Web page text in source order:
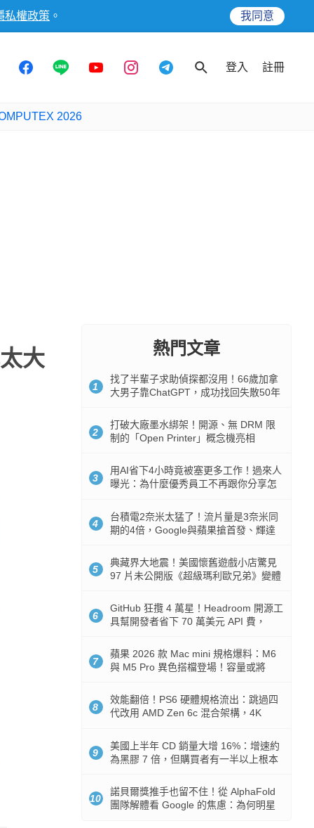
私權政策 。 我同意
登入 註冊
2026
大 熱門文章
1
找了半輩子求助偵探都沒用！66歲加拿
大男子靠ChatGPT，成功找回失散50年
2
打破大廠墨水綁架！開源、無 DRM 限
制的「Open Printer」概念機亮相
3
用AI省下4小時竟被塞更多工作！過來人
曝光：為什麼優秀員工不再跟你分享怎
4
台積電2奈米太猛了！流片量是3奈米同
期的4倍，Google與蘋果搶首發、輝達
5
典藏界大地震！美國懷舊遊戲小店驚見
97 片未公開版《超級瑪利歐兄弟》變體
6
GitHub 狂攬 4 萬星！Headroom 開源工
具幫開發者省下 70 萬美元 API 費，
7
蘋果 2026 款 Mac mini 規格爆料：M6
與 M5 Pro 異色搭檔登場！容量或將
8
效能翻倍！PS6 硬體規格流出：跳過四
代改用 AMD Zen 6c 混合架構，4K
9
美國上半年 CD 銷量大增 16%：增速約
為黑膠 7 倍，但購買者有一半以上根本
10
諾貝爾獎推手也留不住！從 AlphaFold
團隊解體看 Google 的焦慮：為何明星